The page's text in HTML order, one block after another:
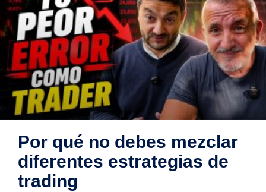
Por qué no debes mezclar
diferentes estrategias de
trading